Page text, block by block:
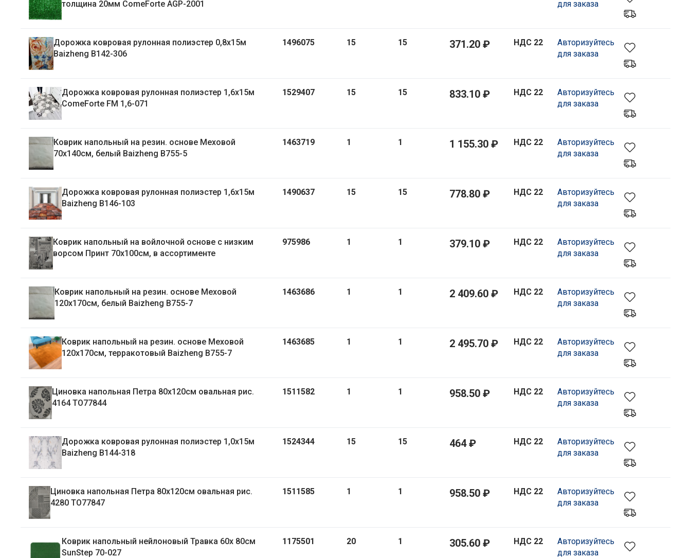
толщина 20мм ComeForte AGP-2001
для заказа
Дорожка ковровая рулонная полиэстер 0,8х15м
Baizheng B142-306
1496075 15 15 371.20 ₽ НДС 22
Авторизуйтесь
для заказа
Дорожка ковровая рулонная полиэстер 1,6х15м
ComeForte FM 1,6-071
1529407 15 15 833.10 ₽ НДС 22
Авторизуйтесь
для заказа
Коврик напольный на резин. основе Меховой
70х140см, белый Baizheng B755-5
1463719 1 1 1 155.30 ₽ НДС 22
Авторизуйтесь
для заказа
Дорожка ковровая рулонная полиэстер 1,6х15м
Baizheng B146-103
1490637 15 15 778.80 ₽ НДС 22
Авторизуйтесь
для заказа
Коврик напольный на войлочной основе с низким
ворсом Принт 70х100см, в ассортименте
975986 1 1 379.10 ₽ НДС 22
Авторизуйтесь
для заказа
Коврик напольный на резин. основе Меховой
120х170см, белый Baizheng B755-7
1463686 1 1 2 409.60 ₽ НДС 22
Авторизуйтесь
для заказа
Коврик напольный на резин. основе Меховой
120х170см, терракотовый Baizheng B755-7
1463685 1 1 2 495.70 ₽ НДС 22
Авторизуйтесь
для заказа
Циновка напольная Петра 80х120см овальная рис.
4164 ТО77844
1511582 1 1 958.50 ₽ НДС 22
Авторизуйтесь
для заказа
Дорожка ковровая рулонная полиэстер 1,0х15м
Baizheng B144-318
1524344 15 15 464 ₽ НДС 22
Авторизуйтесь
для заказа
Циновка напольная Петра 80х120см овальная рис.
4280 ТО77847
1511585 1 1 958.50 ₽ НДС 22
Авторизуйтесь
для заказа
Коврик напольный нейлоновый Травка 60х 80см
SunStep 70-027
1175501 20 1 305.60 ₽ НДС 22
Авторизуйтесь
для заказа